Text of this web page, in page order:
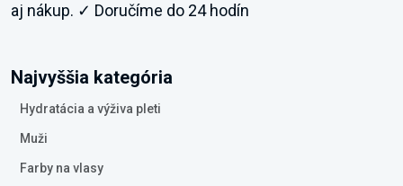
aj nákup. ✓ Doručíme do 24 hodín
Najvyššia kategória
Hydratácia a výživa pleti
Muži
Farby na vlasy